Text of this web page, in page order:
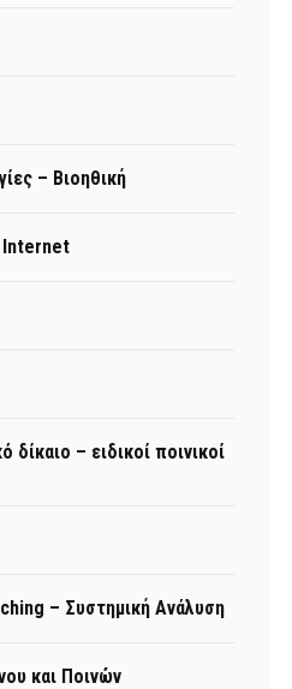
– Βιοηθική
Internet
δίκαιο – ειδικοί ποινικοί
– Συστημική Ανάλυση
και Ποινών